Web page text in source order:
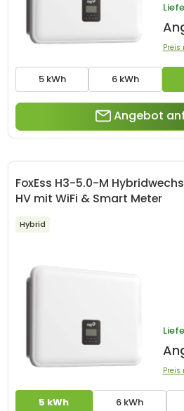
5 kWh 6 kWh
Preis
Angebot
FoxEss H3-5.0-M
HV mit WiFi & Smart Meter
Hybrid
5 kWh 6 kWh
Preis